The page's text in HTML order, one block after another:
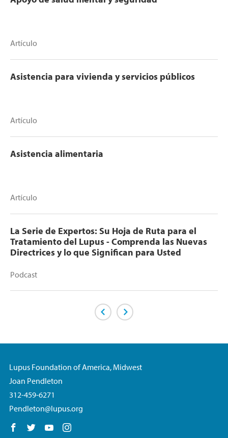
Artículo
Asistencia para vivienda y servicios públicos
Artículo
Asistencia alimentaria
Artículo
La Serie de Expertos: Su Hoja de Ruta para el
Tratamiento del Lupus - Comprenda las Nuevas
Directrices y lo que Significan para Usted
Podcast
Previous PageNext Page
Lupus Foundation of America, Midwest
Joan Pendleton
312-459-6271
Pendleton@lupus.org
Follow us on Facebook
Follow us on Twitter
Follow us on YouTube